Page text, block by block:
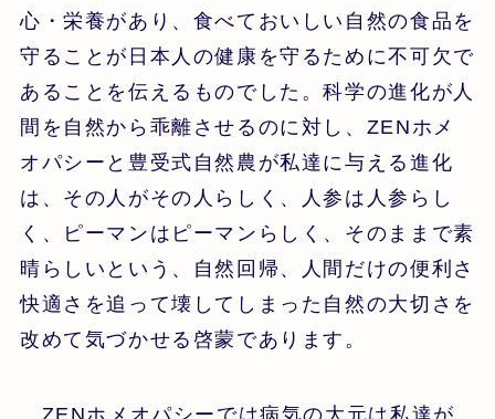
心・栄養があり、食べておいしい自然の食品を
守ることが日本人の健康を守るために不可欠で
あることを伝えるものでした。科学の進化が人
間を自然から乖離させるのに対し、ZENホメ
オパシーと豊受式自然農が私達に与える進化
は、その人がその人らしく、人参は人参らし
く、ピーマンはピーマンらしく、そのままで素
晴らしいという、自然回帰、人間だけの便利さ
快適さを追って壊してしまった自然の大切さを
改めて気づかせる啓蒙であります。
ZENホメオパシーでは病気の大元は私達が